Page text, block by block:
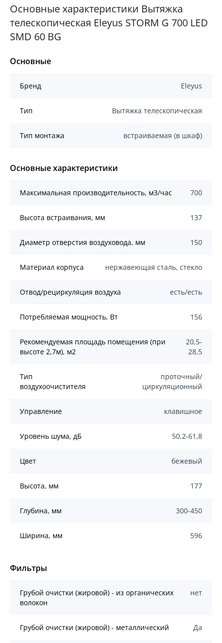
Основные характеристики Вытяжка
телескопическая Eleyus STORM G 700 LED
SMD 60 BG
Основные
Бренд Eleyus
Тип Вытяжка телескопическая
Тип монтажа встраиваемая (в шкаф)
Основные характеристики
Mаксимальная производительность, м3/час 700
Высота встраивания, мм 137
Диаметр отверстия воздуховода, мм 150
Материал корпуса нержавеющая сталь, стекло
Отвод/рециркуляция воздуха есть/есть
Потребляемая мощность, Вт 156
Рекомендуемая площадь помещения (при
высоте 2,7м), м2
20,5-
28,5
Тип
воздухоочистителя
проточный/
циркуляционный
Управление клавишное
Уровень шума, дБ 50,2-61,8
Цвет бежевый
Высота, мм 177
Глубина, мм 300-450
Ширина, мм 596
Фильтры
Грубой очистки (жировой) - из органических
волокон
нет
Грубой очистки (жировой) - металлический Да